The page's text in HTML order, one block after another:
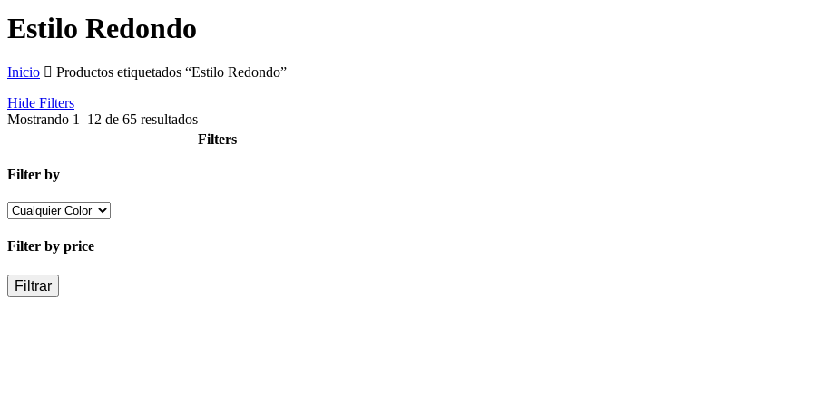
Cart
Estilo Redondo
Inicio
Productos etiquetados “Estilo Redondo”
Hide Filters
Mostrando 1–12 de 65 resultados
Filters
Close
Filter by
Filter by price
Filtrar